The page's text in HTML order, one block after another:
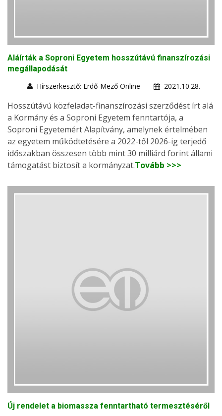
Aláírták a Soproni Egyetem hosszútávú finanszírozási
megállapodását
Hírszerkesztő: Erdő-Mező Online
2021.10.28.
Hosszútávú közfeladat-finanszírozási szerződést írt alá
a Kormány és a Soproni Egyetem fenntartója, a
Soproni Egyetemért Alapítvány, amelynek értelmében
az egyetem működtetésére a 2022-től 2026-ig terjedő
időszakban összesen több mint 30 milliárd forint állami
támogatást biztosít a kormányzat.Tovább >>>
Új rendelet a biomassza fenntartható termesztéséről